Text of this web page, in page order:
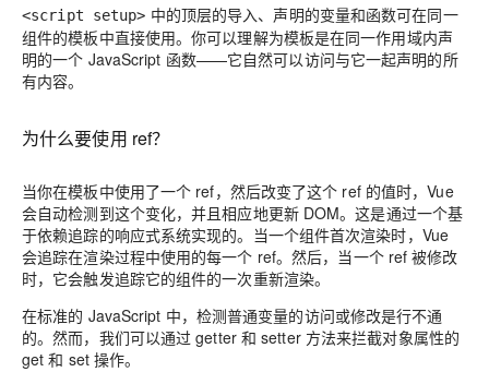
<script setup> 中的顶层的导入、声明的变量和函数可在同一
组件的模板中直接使用。你可以理解为模板是在同一作用域内声
明的一个 JavaScript 函数——它自然可以访问与它一起声明的所
有内容。
为什么要使用 ref？
当你在模板中使用了一个 ref，然后改变了这个 ref 的值时，Vue
会自动检测到这个变化，并且相应地更新 DOM。这是通过一个基
于依赖追踪的响应式系统实现的。当一个组件首次渲染时，Vue
会追踪在渲染过程中使用的每一个 ref。然后，当一个 ref 被修改
时，它会触发追踪它的组件的一次重新渲染。
在标准的 JavaScript 中，检测普通变量的访问或修改是行不通
的。然而，我们可以通过 getter 和 setter 方法来拦截对象属性的
get 和 set 操作。